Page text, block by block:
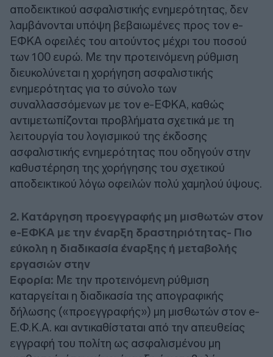
αποδεικτικού ασφαλιστικής ενημερότητας, δεν
λαμβάνονται υπόψη βεβαιωμένες προς τον e-
ΕΦΚΑ οφειλές του αιτούντος μέχρι του ποσού
των 100 ευρώ. Με την προτεινόμενη ρύθμιση
διευκολύνεται η χορήγηση ασφαλιστικής
ενημερότητας για το σύνολο των
συναλλασσόμενων με τον e-ΕΦΚΑ, καθώς
αντιμετωπίζονται προβλήματα σχετικά με τη
λειτουργία του λογισμικού της έκδοσης
ασφαλιστικής ενημερότητας που οδηγούν στην
καθυστέρηση της χορήγησης του σχετικού
αποδεικτικού λόγω οφειλών πολύ χαμηλού ύψους.
2. Κατάργηση προεγγραφής μη μισθωτών στον
e-ΕΦΚΑ με την έναρξη δραστηριότητας- Πιο
εύκολη η διαδικασία έναρξης ή μεταβολής
εργασιών στην
Εφορία: Με την προτεινόμενη ρύθμιση
καταργείται η διαδικασία της απογραφικής
δήλωσης («προεγγραφής») μη μισθωτών στον e-
Ε.Φ.Κ.Α. και αντικαθίσταται από την απευθείας
εγγραφή του πολίτη ως ασφαλισμένου μη